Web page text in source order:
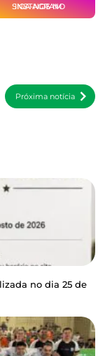
SIGA-NOS NO INSTAGRAM
Próxima notícia
no dia 25 de